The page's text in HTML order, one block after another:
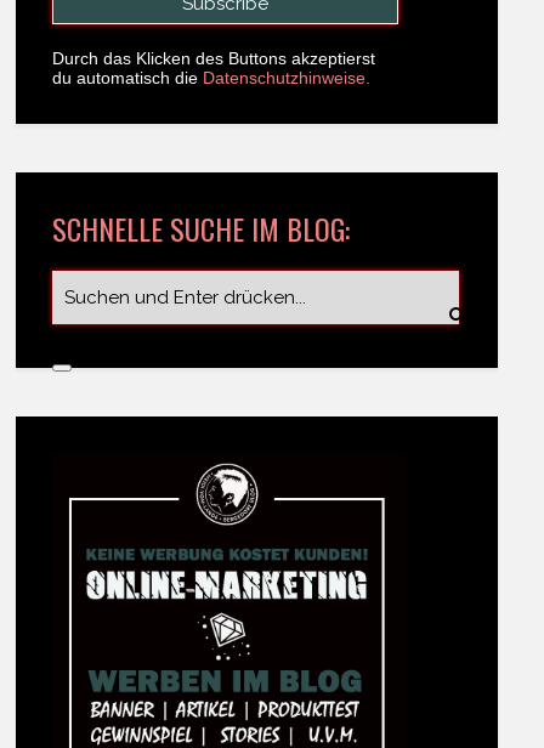
Durch das Klicken des Buttons akzeptierst
du automatisch die Datenschutzhinweise.
SCHNELLE SUCHE IM BLOG: